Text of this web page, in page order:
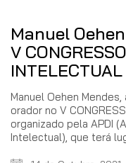
Manuel
V
INTELECTUAL
Manuel Oehen
orador no V
organizado pela APDI
Intelectual), que terá